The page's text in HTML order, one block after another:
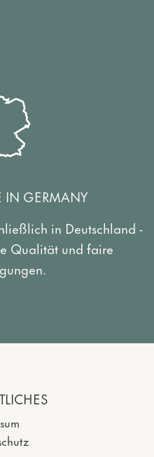
GERMANY
in Deutschland -
Qualität und faire